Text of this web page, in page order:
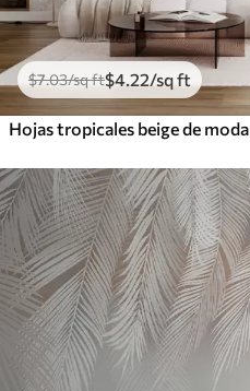
$7.03/sq ft$4 .22/sq ft
Hojas tropicales beige de moda